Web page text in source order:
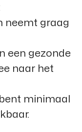
neemt graag
een gezonde
naar het
minimaal